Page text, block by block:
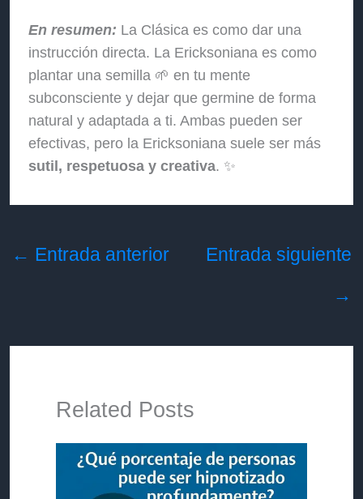
En resumen: La Clásica es como dar una
instrucción directa. La Ericksoniana es como
plantar una semilla 🌱 en tu mente
subconsciente y dejar que germine de forma
natural y adaptada a ti. Ambas pueden ser
efectivas, pero la Ericksoniana suele ser más
sutil, respetuosa y creativa. ✨
← Entrada anterior
Entrada siguiente
→
Related Posts